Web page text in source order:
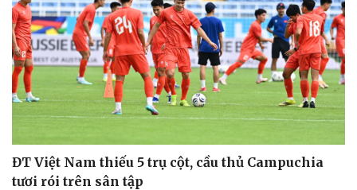
ĐT Việt Nam thiếu 5 trụ cột, cầu thủ Campuchia
tươi rói trên sân tập